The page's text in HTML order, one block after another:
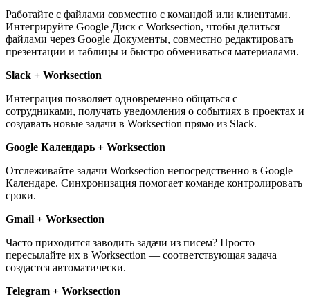
Работайте с файлами совместно с командой или клиентами.
Интегрируйте Google Диск с Worksection, чтобы делиться
файлами через Google Документы, совместно редактировать
презентации и таблицы и быстро обмениваться материалами.
Slack + Worksection
Интеграция позволяет одновременно общаться с
сотрудниками, получать уведомления о событиях в проектах и
создавать новые задачи в Worksection прямо из Slack.
Google Календарь + Worksection
Отслеживайте задачи Worksection непосредственно в Google
Календаре. Синхронизация помогает команде контролировать
сроки.
Gmail + Worksection
Часто приходится заводить задачи из писем? Просто
пересылайте их в Worksection — соответствующая задача
создастся автоматически.
Telegram + Worksection